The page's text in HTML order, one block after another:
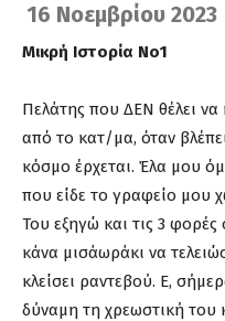
16 Νοεμβρίου 2023
Μικρή Ιστορία Νο1
Πελάτης που ΔΕΝ θέλει να
από το κατ/μα, όταν
κόσμο έρχεται. Έλα μου
που είδε το γραφείο μου
Του εξηγώ και τις 3 φορές
κάνα μισάωράκι να
κλείσει ραντεβού. Ε,
δύναμη τη χρεωστική